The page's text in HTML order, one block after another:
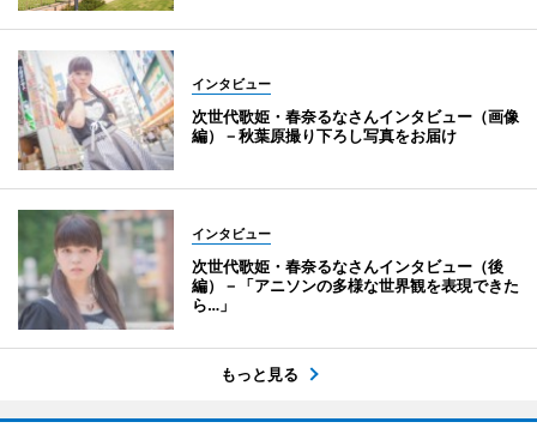
インタビュー
次世代歌姫・春奈るなさんインタビュー（画像
編）－秋葉原撮り下ろし写真をお届け
インタビュー
次世代歌姫・春奈るなさんインタビュー（後
編）－「アニソンの多様な世界観を表現できた
ら…」
もっと見る